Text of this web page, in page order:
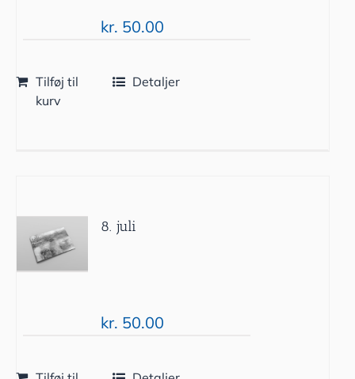
kr. 50.00
Tilføj til
kurv
Detaljer
8. juli
kr. 50.00